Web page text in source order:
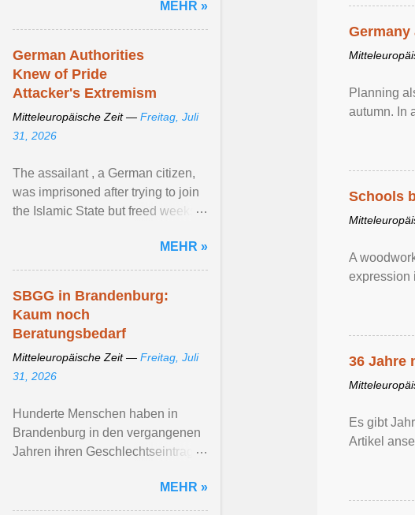
Planning
autumn. In
Schools
A
expression
36 Jahre
Es gibt
Artikel
künstlerischen Schaffens ... Artikel
ansehen ...
MEHR »
German Authorities
Knew of Pride
Attacker's Extremism
Mitteleuropäische Zeit — Freitag, Juli
31, 2026
The assailant , a German citizen,
was imprisoned after trying to join
the Islamic State but freed weeks
MEHR »
SBGG in Brandenburg:
Kaum noch
Beratungsbedarf
Mitteleuropäische Zeit — Freitag, Juli
31, 2026
Hunderte Menschen haben in
Brandenburg in den vergangenen
Jahren ihren Geschlechtseintrag
MEHR »